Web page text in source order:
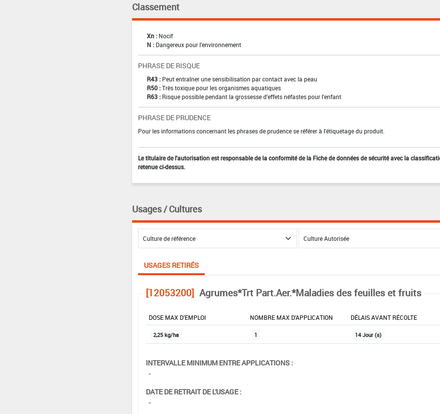
Classement
Xn : Nocif
N : Dangereux pour l'environnement
PHRASE DE RISQUE
R43 : Peut entraîner une sensibilisation par contact avec la peau
R50 : Très toxique pour les organismes aquatiques
R63 : Risque possible pendant la grossesse d'effets néfastes pour l'enfant
PHRASE DE PRUDENCE
Pour les informations concernant les phrases de prudence se référer à l'étiquetage du produit.
Le titulaire de l'autorisation est responsable de la conformité de la Fiche de données de sécurité avec la
retenue ci-dessus.
Usages / Cultures
USAGES RETIRÉS
[12053200] Agrumes*Trt Part.Aer.*Maladies des feuilles et fruits
DOSE MAX D'EMPLOI NOMBRE MAX D'APPLICATION DÉLAIS AVANT RÉCOLTE
2,25 kg/ha 1 14 Jour (s)
INTERVALLE MINIMUM ENTRE APPLICATIONS :
-
DATE DE RETRAIT DE L'USAGE :
-